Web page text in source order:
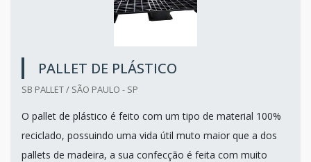
PALLET DE PLÁSTICO
SB PALLET / SÃO PAULO - SP
O pallet de plástico é feito com um tipo de material 100%
reciclado, possuindo uma vida útil muto maior que a dos
pallets de madeira, a sua confecção é feita com muito